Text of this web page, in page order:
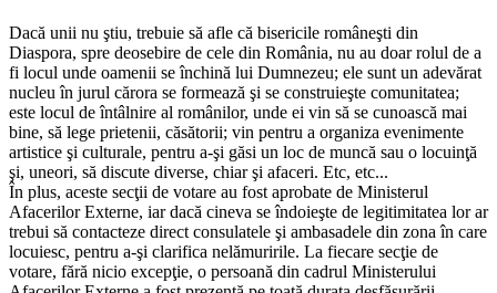
Dacă unii nu ştiu, trebuie să afle că bisericile româneşti din
Diaspora, spre deosebire de cele din România, nu au doar rolul de a
fi locul unde oamenii se închină lui Dumnezeu; ele sunt un adevărat
nucleu în jurul cărora se formează şi se construieşte comunitatea;
este locul de întâlnire al românilor, unde ei vin să se cunoască mai
bine, să lege prietenii, căsătorii; vin pentru a organiza evenimente
artistice şi culturale, pentru a-şi găsi un loc de muncă sau o locuinţă
şi, uneori, să discute diverse, chiar şi afaceri. Etc, etc...
În plus, aceste secţii de votare au fost aprobate de Ministerul
Afacerilor Externe, iar dacă cineva se îndoieşte de legitimitatea lor ar
trebui să contacteze direct consulatele şi ambasadele din zona în care
locuiesc, pentru a-şi clarifica nelămuririle. La fiecare secţie de
votare, fără nicio excepţie, o persoană din cadrul Ministerului